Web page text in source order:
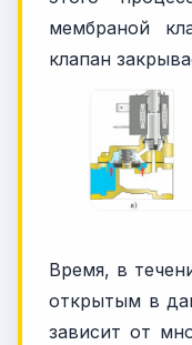
мембраной
клапан
Время, в
открытым в
зависит от